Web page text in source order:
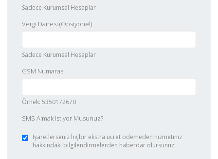
Sadece Kurumsal Hesaplar
Vergi Dairesi (Opsiyonel)
Sadece Kurumsal Hesaplar
GSM Numarası
Örnek: 5350172670
SMS Almak İstiyor Musunuz?
İşaretlerseniz hiçbir ekstra ücret ödemeden hizmetiniz
hakkındaki bilgilendirmelerden haberdar olursunuz.